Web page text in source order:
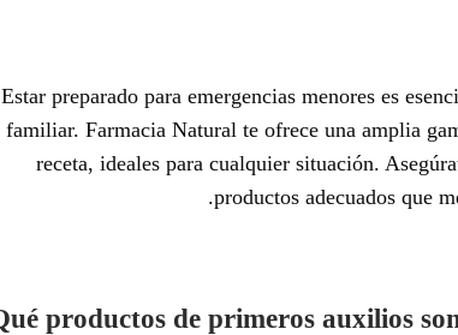
Estar preparado para emergencias menores es
familiar. Farmacia Natural te ofrece una amplia
receta, ideales para cualquier situación.
productos adecuados que